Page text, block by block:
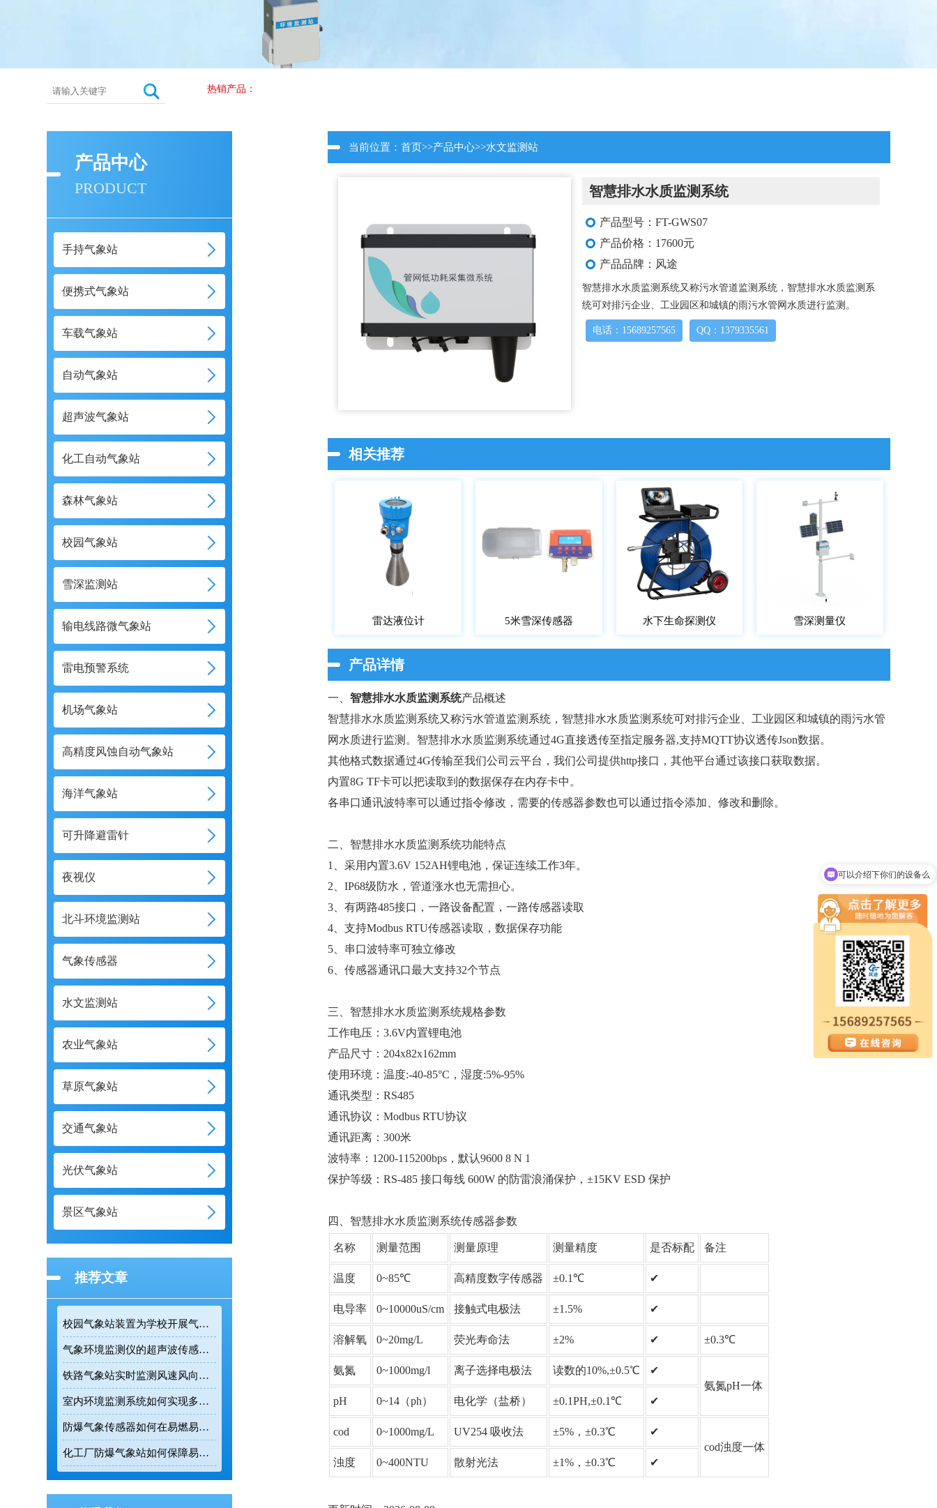
热销产品：
产品中心
PRODUCT
手持气象站
便携式气象站
车载气象站
自动气象站
超声波气象站
化工自动气象站
森林气象站
校园气象站
雪深监测站
输电线路微气象站
雷电预警系统
机场气象站
高精度风蚀自动气象站
海洋气象站
可升降避雷针
夜视仪
北斗环境监测站
气象传感器
水文监测站
农业气象站
草原气象站
交通气象站
光伏气象站
景区气象站
推荐文章
校园气象站装置为学校开展气象科普提供专业监测设备
气象环境监测仪的超声波传感技术如何提升户外连续监测精度
铁路气象站实时监测风速风向为列车调度提供精准数据支撑
室内环境监测系统如何实现多参数实时在线监测
防爆气象传感器如何在易燃易爆环境中实现五要素一体化监测
化工厂防爆气象站如何保障易燃易爆环境的生产安全
当前位置：首页>>产品中心>>水文监测站
智慧排水水质监测系统
产品型号：FT-GWS07
产品价格：17600元
产品品牌：风途
智慧排水水质监测系统又称污水管道监测系统，智慧排水水质监测系
统可对排污企业、工业园区和城镇的雨污水管网水质进行监测。
电话：15689257565 QQ：1379335561
相关推荐
雷达液位计 5米雪深传感器 水下生命探测仪 雪深测量仪
产品详情
一、智慧排水水质监测系统产品概述
智慧排水水质监测系统又称污水管道监测系统，智慧排水水质监测系统可对排污企业、工业园区和城镇的雨污水管
网水质进行监测。智慧排水水质监测系统通过4G直接透传至指定服务器,支持MQTT协议透传Json数据。
其他格式数据通过4G传输至我们公司云平台，我们公司提供http接口，其他平台通过该接口获取数据。
内置8G TF卡可以把读取到的数据保存在内存卡中。
各串口通讯波特率可以通过指令修改，需要的传感器参数也可以通过指令添加、修改和删除。
二、智慧排水水质监测系统功能特点
1、采用内置3.6V 152AH锂电池，保证连续工作3年。
2、IP68级防水，管道涨水也无需担心。
3、有两路485接口，一路设备配置，一路传感器读取
4、支持Modbus RTU传感器读取，数据保存功能
5、串口波特率可独立修改
6、传感器通讯口最大支持32个节点
三、智慧排水水质监测系统规格参数
工作电压：3.6V内置锂电池
产品尺寸：204x82x162mm
使用环境：温度:-40-85°C，湿度:5%-95%
通讯类型：RS485
通讯协议：Modbus RTU协议
通讯距离：300米
波特率：1200-115200bps，默认9600 8 N 1
保护等级：RS-485 接口每线 600W 的防雷浪涌保护，±15KV ESD 保护
四、智慧排水水质监测系统传感器参数
名称 测量范围 测量原理 测量精度 是否标配 备注
温度 0~85℃ 高精度数字传感器 ±0.1℃ ✔
电导率 0~10000uS/cm 接触式电极法 ±1.5% ✔
溶解氧 0~20mg/L 荧光寿命法 ±2% ✔ ±0.3℃
氨氮 0~1000mg/l 离子选择电极法 读数的10%,±0.5℃
✔
氨氮pH一体
pH
0~14（ph） 电化学（盐桥） ±0.1PH,±0.1℃ ✔
cod 0~1000mg/L UV254 吸收法 ±5%，±0.3℃
✔
cod浊度一体
浊度
0~400NTU 散射光法 ±1%，±0.3℃ ✔
可以介绍下你们的设备么